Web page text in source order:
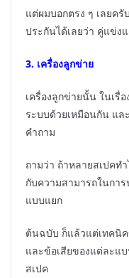
แต่ผมบอกตรง ๆ เลยครั
ประกันได้เลยว่า คู่แข่ง
3. เครื่องลูกข่าย
เครื่องลูกข่ายนั้น ในเรื่
ระบบด้วยเหมือนกัน แล
คำถาม
ถามว่า ถ้าหลายสเปคท
กับความสามารถในกา
แบบแยก
ต้นฉบับ ก็แล้วแต่เทคนิค
และข้อเสียของแต่ละแ
สเปค